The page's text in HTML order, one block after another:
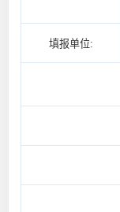
填报单位: